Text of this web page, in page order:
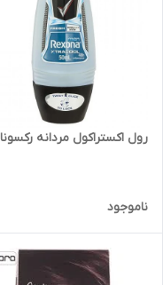
رول اکستراکول مردانه رکسونا
ناموجود